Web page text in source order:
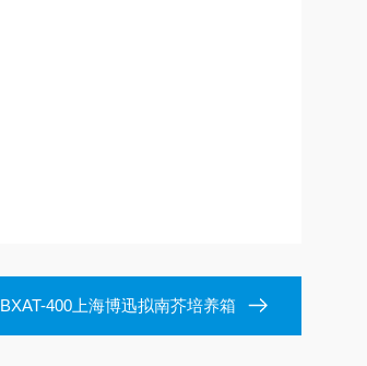
BXAT-400上海博迅拟南芥培养箱